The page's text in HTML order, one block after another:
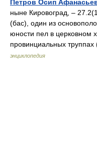
Петров Осип
ныне Кировоград, ‒
(бас), один из
юности пел в церковном
провинциальных
энциклопедия